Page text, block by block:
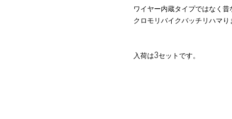
ワイヤー内蔵タイプではなく昔
クロモリバイクバッチリハマり
入荷は3セットです。